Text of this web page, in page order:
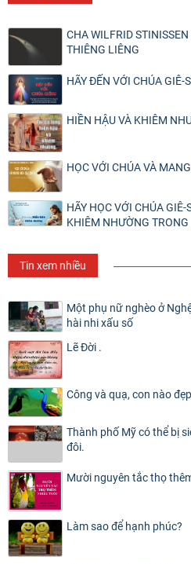
CHA WILFRID
THIÊNG LIÊNG
HÃY ĐẾN VỚI CHÚA GIÊ-
HIỀN HẬU VÀ KHIÊM
HỌC VỚI CHÚA VÀ
HÃY HỌC VỚI CHÚA
KHIÊM NHƯỜNG TRONG
Tin xem nhiều
Một phụ nữ nghèo ở
hài nhi xấu số
Lẽ Đời .
Công và quạ, con nào
Thành phố Mỹ có thể bị
đôi.
Mười nguyên tắc thọ
Làm sao để hạnh phúc?